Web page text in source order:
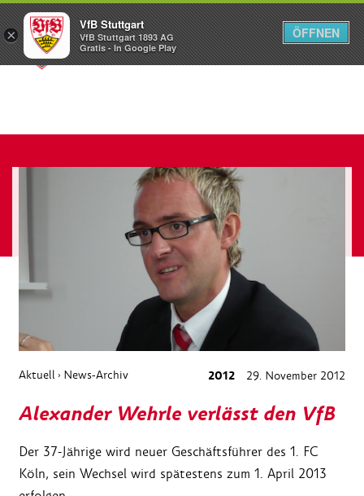
Menü
Aktuell › News-Archiv 2012 29. November 2012
Alexander Wehrle verlässt den VfB
Der 37-Jährige wird neuer Geschäftsführer des 1. FC
Köln, sein Wechsel wird spätestens zum 1. April 2013
×
VfB Stuttgart
VfB Stuttgart 1893 AG
Gratis - In Google Play
ÖFFNEN